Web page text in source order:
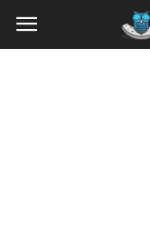
Wiedzanet.pl